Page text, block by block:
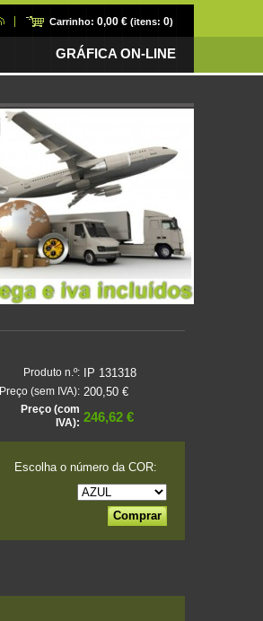
Carrinho: 0,00 € (itens: 0)
GRÁFICA ON-LINE
Produto n.º: IP 131318
Preço (sem IVA): 200,50 €
Preço (com
IVA): 246,62 €
Escolha o número da COR: